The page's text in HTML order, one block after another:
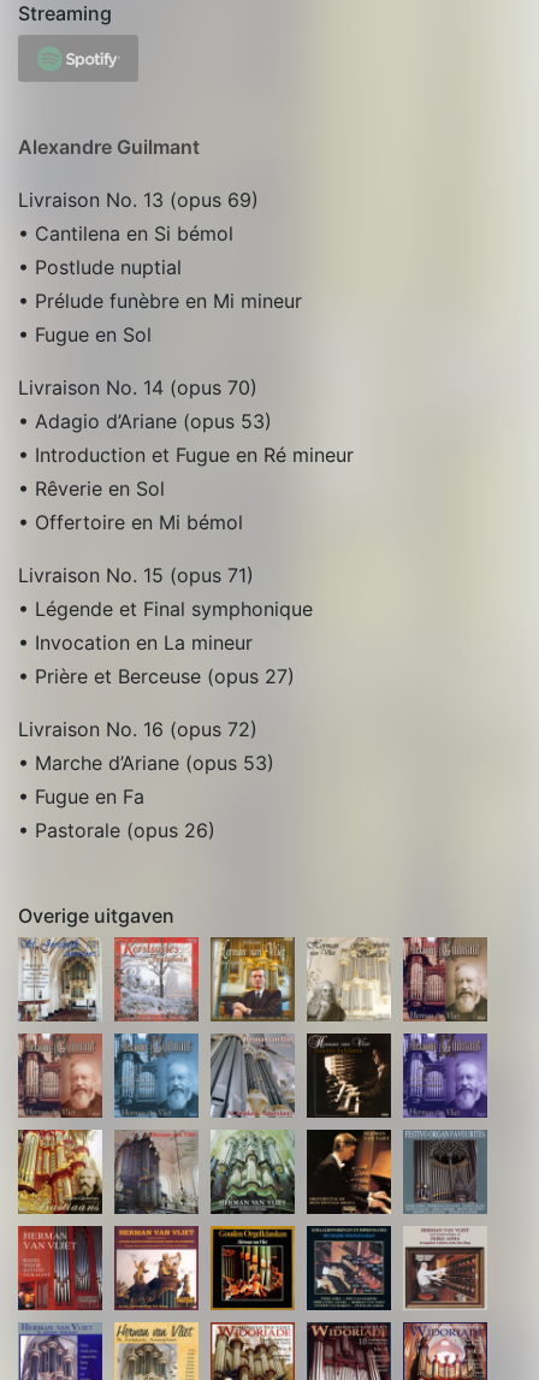
Streaming
Alexandre Guilmant
Livraison No. 13 (opus 69)
• Cantilena en Si bémol
• Postlude nuptial
• Prélude funèbre en Mi mineur
• Fugue en Sol
Livraison No. 14 (opus 70)
• Adagio d’Ariane (opus 53)
• Introduction et Fugue en Ré mineur
• Rêverie en Sol
• Offertoire en Mi bémol
Livraison No. 15 (opus 71)
• Légende et Final symphonique
• Invocation en La mineur
• Prière et Berceuse (opus 27)
Livraison No. 16 (opus 72)
• Marche d’Ariane (opus 53)
• Fugue en Fa
• Pastorale (opus 26)
Overige uitgaven